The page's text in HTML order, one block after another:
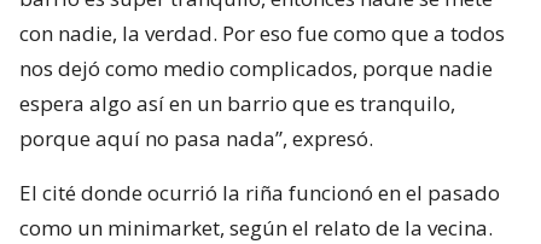
con nadie, la verdad. Por eso fue como que a todos
nos dejó como medio complicados, porque nadie
espera algo así en un barrio que es tranquilo,
porque aquí no pasa nada”, expresó.
El cité donde ocurrió la riña funcionó en el pasado
como un minimarket, según el relato de la vecina.